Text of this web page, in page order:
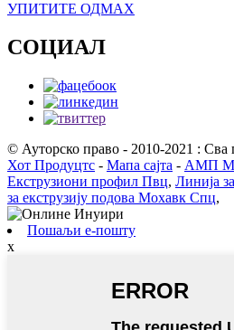
УПИТИТЕ ОДМАХ
СОЦИАЛ
© Ауторско право - 2010-2021 : Сва
Хот Продуцтс - Мапа сајта - АМП
Екструзиони профил Пвц, Линија
за екструзију подова Мохавк Спц,
Пошаљи е-пошту
x